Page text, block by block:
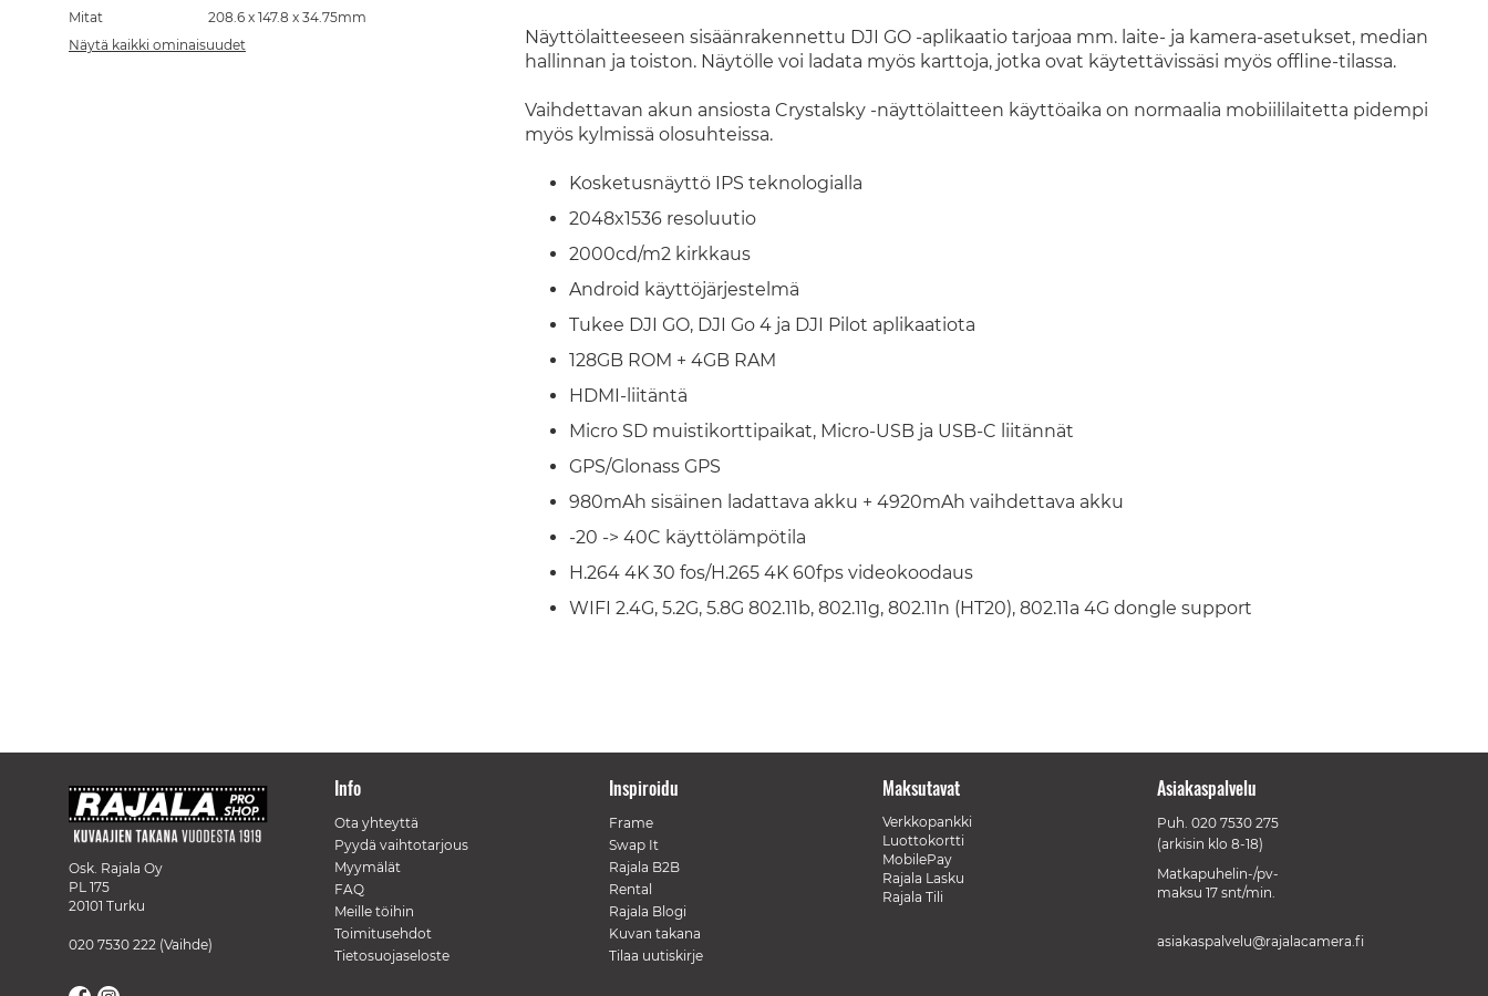
Näyttölaitteeseen sisäänrakennettu DJI GO -aplikaatio tarjoaa mm. laite- ja kamera-asetukset, median
hallinnan ja toiston. Näytölle voi ladata myös karttoja, jotka ovat käytettävissäsi myös offline-tilassa.
Vaihdettavan akun ansiosta Crystalsky -näyttölaitteen käyttöaika on normaalia mobiililaitetta pidempi
myös kylmissä olosuhteissa.
Kosketusnäyttö IPS teknologialla
2048x1536 resoluutio
2000cd/m2 kirkkaus
Android käyttöjärjestelmä
Tukee DJI GO, DJI Go 4 ja DJI Pilot aplikaatiota
128GB ROM + 4GB RAM
HDMI-liitäntä
Micro SD muistikorttipaikat, Micro-USB ja USB-C liitännät
GPS/Glonass GPS
980mAh sisäinen ladattava akku + 4920mAh vaihdettava akku
-20 -> 40C käyttölämpötila
H.264 4K 30 fos/H.265 4K 60fps videokoodaus
WIFI 2.4G, 5.2G, 5.8G 802.11b, 802.11g, 802.11n (HT20), 802.11a 4G dongle support
Mitat
208.6 x 147.8 x 34.75mm
Näytä kaikki ominaisuudet
Osk. Rajala Oy
PL 175
20101 Turku
020 7530 222 (Vaihde)
Info
Ota yhteyttä
Pyydä vaihtotarjous
Myymälät
FAQ
Meille töihin
Toimitusehdot
Tietosuojaseloste
Inspiroidu
Frame
Swap It
Rajala B2B
Rental
Rajala Blogi
Kuvan takana
Tilaa uutiskirje
Maksutavat
Verkkopankki
Luottokortti
MobilePay
Rajala Lasku
Rajala Tili
Asiakaspalvelu
Puh. 020 7530 275
(arkisin klo 8-18)
Matkapuhelin-/pv-
maksu 17 snt/min.
asiakaspalvelu@rajalacamera.fi